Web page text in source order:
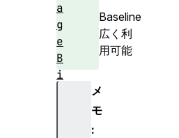
Baseline
広く利
用可能
メ
モ
:
a
g
e
B
i